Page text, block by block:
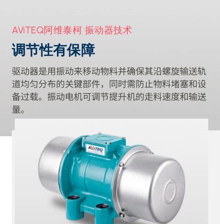
AViTEQ阿维泰柯 振动器技术
调节性有保障
驱动器是用振动来移动物料并确保其沿螺旋输送轨
道均匀分布的关键部件，同时需防止物料堵塞和设
备过载。振动电机可调节提升机的走料速度和输送
量。